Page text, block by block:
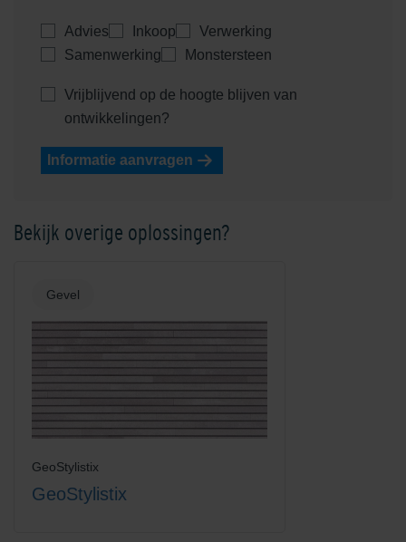
Shaded Saffron/Orange Shaded White
Shadow Grey
Vanilla Cream
Advies Inkoop
Verwerking
Samenwerking
Monstersteen
Vrijblijvend op de hoogte blijven van
ontwikkelingen?
Informatie aanvragen
Bekijk overige oplossingen?
Gevel
GeoStylistix
GeoStylistix